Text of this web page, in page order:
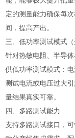
定的测量能力确保每
间，提高产出。
三、低功率测试模式（
针对热敏电阻、半导
供低功率测试模式：
测试电流或电压过大
量结果真实可靠。
四、多路测试能力
支持多路测试接口，